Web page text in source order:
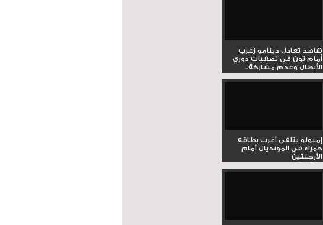
شاهد تعادل دينامو زغرب
أمام ثون في تصفيات دوري
الأبطال وعدم مشاركة...
إمبولو يتلقى أغرب بطاقة
حمراء في المونديال أمام
الأرجنتين